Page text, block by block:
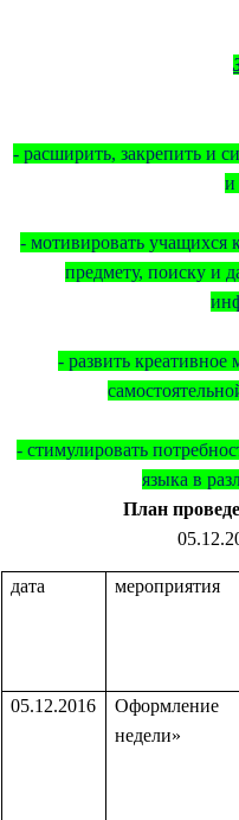
- расширить, закрепить и
и
- мотивировать
предмету, поиску и
- развить
- стимулировать
языка в
План
дата мероприятия
05.12.2016
Оформление
недели»